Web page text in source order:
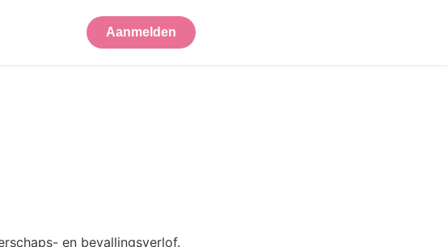
Aanmelden
en bevallingsverlof.